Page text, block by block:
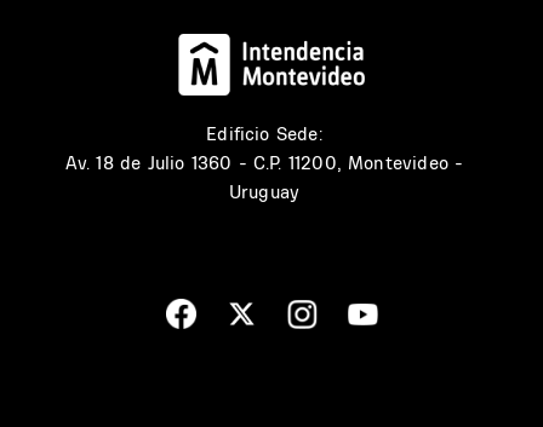
Edificio Sede:
Av. 18 de Julio 1360 - C.P. 11200, Montevideo -
Uruguay